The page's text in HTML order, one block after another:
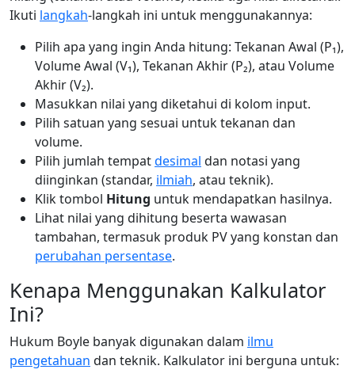
Ikuti langkah-langkah ini untuk menggunakannya:
Pilih apa yang ingin Anda hitung: Tekanan Awal (P₁),
Volume Awal (V₁), Tekanan Akhir (P₂), atau Volume
Akhir (V₂).
Masukkan nilai yang diketahui di kolom input.
Pilih satuan yang sesuai untuk tekanan dan
volume.
Pilih jumlah tempatdesimal dan notasi yang
diinginkan (standar, ilmiah, atau teknik).
Klik tombol Hitung untuk mendapatkan hasilnya.
Lihat nilai yang dihitung beserta wawasan
tambahan, termasuk produk PV yang konstan dan
perubahan persentase.
Kenapa Menggunakan Kalkulator
Ini?
Hukum Boyle banyak digunakan dalam ilmu
pengetahuan dan teknik. Kalkulator ini berguna untuk: